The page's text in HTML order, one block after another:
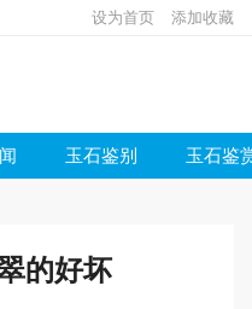
设为首页 添加收藏
玉石鉴别 玉石鉴
的好坏